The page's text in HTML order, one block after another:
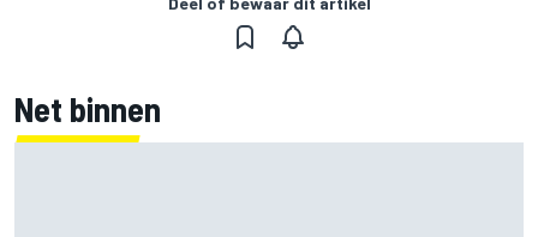
Net binnen